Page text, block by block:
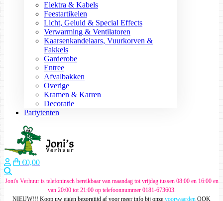
Elektra & Kabels
Feestartikelen
Licht, Geluid & Special Effects
Verwarming & Ventilatoren
Kaarsenkandelaars, Vuurkorven &
Fakkels
Garderobe
Entree
Afvalbakken
Overige
Kramen & Karren
Decoratie
Partytenten
€0,00
Joni's Verhuur is telefoninsch bereikbaar van maandag tot vrijdag tussen 08:00 en 16:00 en
van 20:00 tot 21:00 op telefoonnummer 0181-673603.
NIEUW!!! Koop uw eigen bezorgtijd af voor meer info bij onze voorwaarden OOK